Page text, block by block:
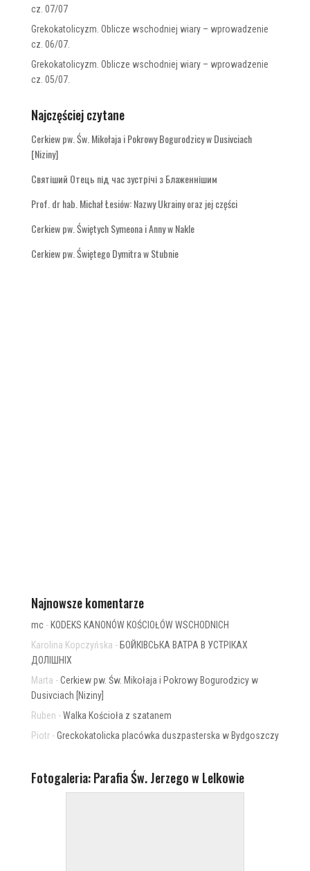
cz. 07/07
Grekokatolicyzm. Oblicze wschodniej wiary – wprowadzenie
cz. 06/07.
Grekokatolicyzm. Oblicze wschodniej wiary – wprowadzenie
cz. 05/07.
Najczęściej czytane
Cerkiew pw. Św. Mikołaja i Pokrowy Bogurodzicy w Dusivciach
[Niziny]
Святіший Отець під час зустрічі з Блаженнішим
Prof. dr hab. Michał Łesiów: Nazwy Ukrainy oraz jej części
Cerkiew pw. Świętych Symeona i Anny w Nakle
Cerkiew pw. Świętego Dymitra w Stubnie
Najnowsze komentarze
mc- KODEKS KANONÓW KOŚCIOŁÓW WSCHODNICH
Karolina Kopczyńska - БОЙКІВСЬКА ВАТРА В УСТРІКАХ
ДОЛІШНІХ
Marta -Cerkiew pw. Św. Mikołaja i Pokrowy Bogurodzicy w
Dusivciach [Niziny]
Ruben -Walka Kościoła z szatanem
Piotr-Greckokatolicka placówka duszpasterska w Bydgoszczy
Fotogaleria: Parafia Św. Jerzego w Lelkowie